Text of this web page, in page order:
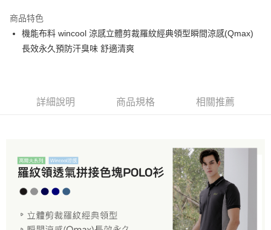
Apple Pay
悠遊付
ATM付款
每筆NT$60，滿NT$1,000(含以上)免運費
付款後全家取貨
7-11取貨付款
商品特色
機能布料 wincool 涼感立體剪裁羅紋經典領型瞬間涼感(Qmax)
長效永久預防汗臭味 舒適清爽
詳細說明 商品規格 相關推薦